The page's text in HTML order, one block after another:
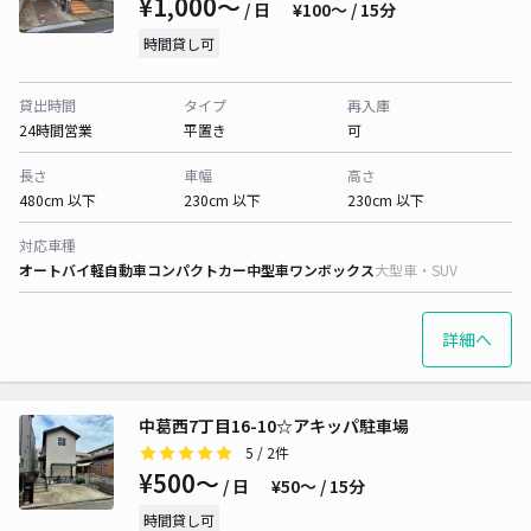
/ 日 ¥100〜 / 15分
時間貸し可
貸出時間
24時間営業
タイプ
平置き
再入庫
可
長さ
480cm 以下
車幅
230cm 以下
高さ
230cm 以下
対応車種
オートバイ軽自動車コンパクトカー中型車ワンボックス大型車・SUV
詳細へ
中葛西7丁目16-10☆アキッパ駐車場
5 / 2件
¥500〜 / 日 ¥50〜 / 15分
時間貸し可